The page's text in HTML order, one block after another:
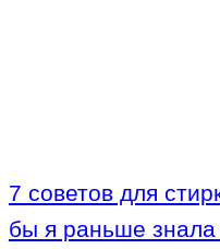
7 советов для
бы я раньше знала